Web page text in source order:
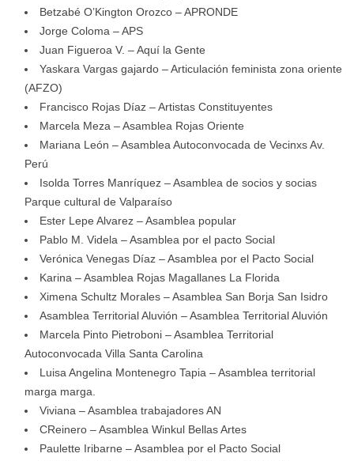
Betzabé O’Kington Orozco – APRONDE
Jorge Coloma – APS
Juan Figueroa V. – Aquí la Gente
Yaskara Vargas gajardo – Articulación feminista zona oriente
(AFZO)
Francisco Rojas Díaz – Artistas Constituyentes
Marcela Meza – Asamblea Rojas Oriente
Mariana León – Asamblea Autoconvocada de Vecinxs Av.
Perú
Isolda Torres Manríquez – Asamblea de socios y socias
Parque cultural de Valparaíso
Ester Lepe Alvarez – Asamblea popular
Pablo M. Videla – Asamblea por el pacto Social
Verónica Venegas Díaz – Asamblea por el Pacto Social
Karina – Asamblea Rojas Magallanes La Florida
Ximena Schultz Morales – Asamblea San Borja San Isidro
Asamblea Territorial Aluvión – Asamblea Territorial Aluvión
Marcela Pinto Pietroboni – Asamblea Territorial
Autoconvocada Villa Santa Carolina
Luisa Angelina Montenegro Tapia – Asamblea territorial
marga marga.
Viviana – Asamblea trabajadores AN
CReinero – Asamblea Winkul Bellas Artes
Paulette Iribarne – Asamblea por el Pacto Social